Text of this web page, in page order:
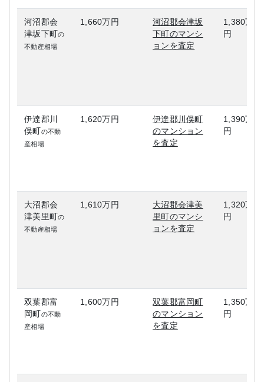
河沼郡会
津坂下町の
不動産相場
1,660万円
河沼郡会津坂
下町のマンシ
ョンを査定
1,380万
円
伊達郡川
俣町の不動
産相場
1,620万円
伊達郡川俣町
のマンション
を査定
1,390万
円
大沼郡会
津美里町の
不動産相場
1,610万円
大沼郡会津美
里町のマンシ
ョンを査定
1,320万
円
双葉郡富
岡町の不動
産相場
1,600万円
双葉郡富岡町
のマンション
を査定
1,350万
円